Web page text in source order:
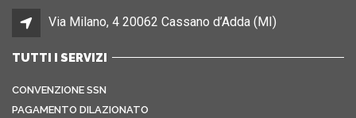
Via Milano, 4 20062 Cassano d’Adda (MI)
TUTTI I SERVIZI
CONVENZIONE SSN
PAGAMENTO DILAZIONATO